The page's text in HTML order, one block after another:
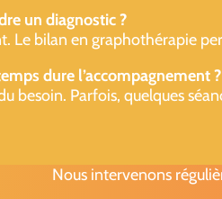
un diagnostic ?
Le bilan en graphothérapie
dure l’accompagnement ?
besoin. Parfois, quelques
Nous intervenons